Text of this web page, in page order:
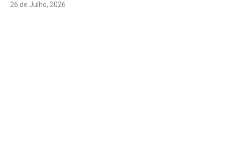
26 de Julho, 2026